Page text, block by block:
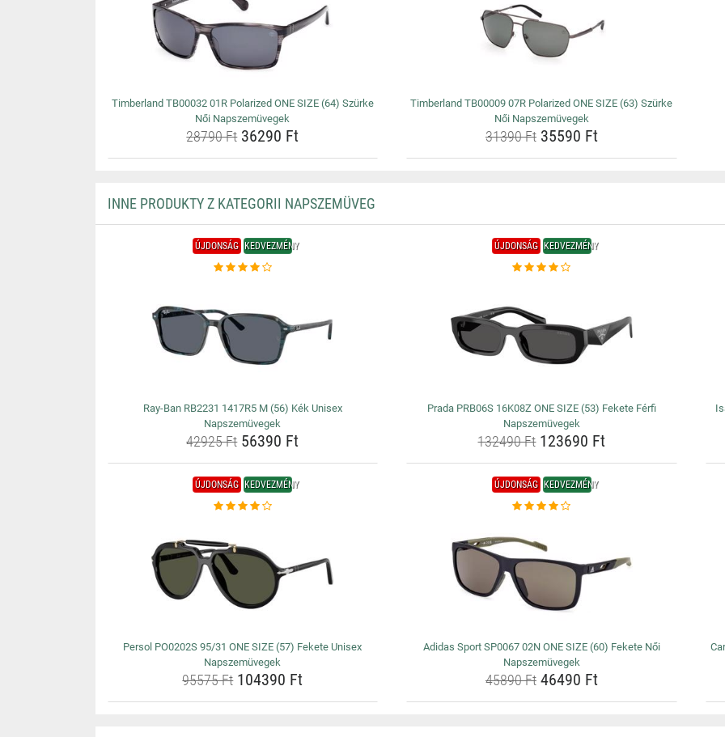
Timberland TB00032 01R Polarized ONE SIZE (64) Szürke
Női Napszemüvegek
28790 Ft36290 Ft
Timberland TB00009 07R Polarized ONE SIZE (63) Szürke
Női Napszemüvegek
31390 Ft35590 Ft
INNE PRODUKTY Z KATEGORII NAPSZEMÜVEG
ÚJDONSÁG KEDVEZMÉNY
Ray-Ban RB2231 1417R5 M (56) Kék Unisex
Napszemüvegek
42925 Ft56390 Ft
ÚJDONSÁG KEDVEZMÉNY
Prada PRB06S 16K08Z ONE SIZE (53) Fekete Férfi
Napszemüvegek
132490 Ft123690 Ft
ÚJDONSÁG KEDVEZMÉNY
Persol PO0202S 95/31 ONE SIZE (57) Fekete Unisex
Napszemüvegek
95575 Ft104390 Ft
ÚJDONSÁG KEDVEZMÉNY
Adidas Sport SP0067 02N ONE SIZE (60) Fekete Női
Napszemüvegek
45890 Ft46490 Ft